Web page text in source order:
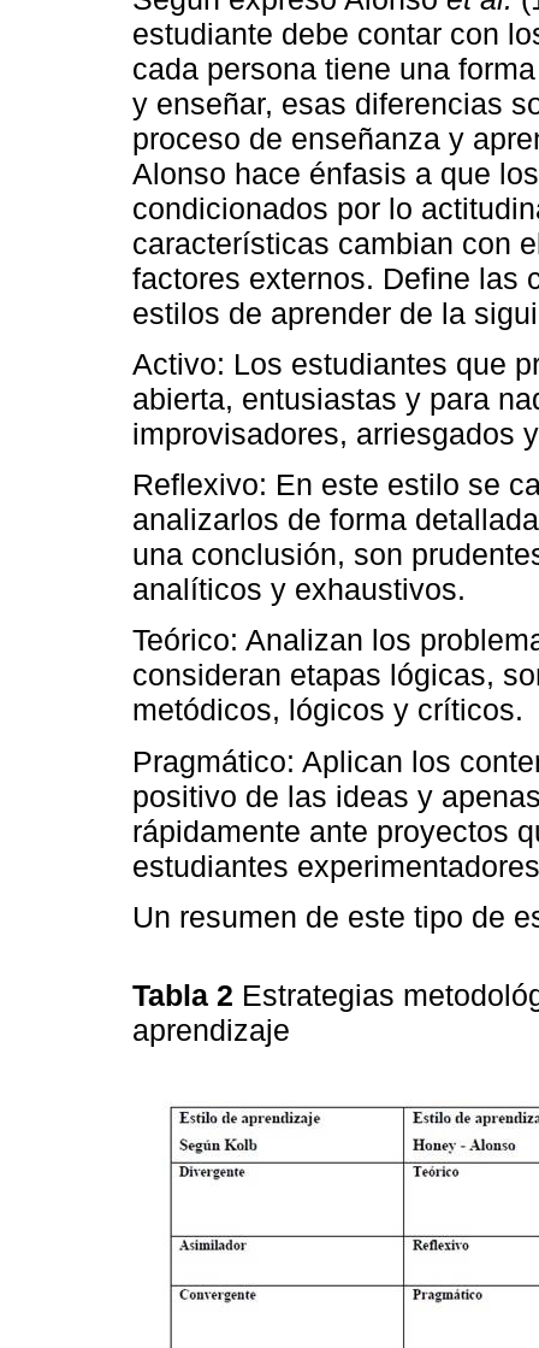
estudiante debe contar con
cada persona tiene una
y enseñar, esas diferencias
proceso de enseñanza y
Alonso hace énfasis a que
condicionados por lo
características cambian con
factores externos. Define las
estilos de aprender de la
Activo: Los estudiantes que
abierta, entusiastas y para
improvisadores, arriesgados
Reflexivo: En este estilo se
analizarlos de forma
una conclusión, son
analíticos y exhaustivos.
Teórico: Analizan los
consideran etapas lógicas,
metódicos, lógicos y críticos.
Pragmático: Aplican los
positivo de las ideas y
rápidamente ante proyectos
estudiantes
Un resumen de este tipo de
Tabla 2 Estrategias
aprendizaje